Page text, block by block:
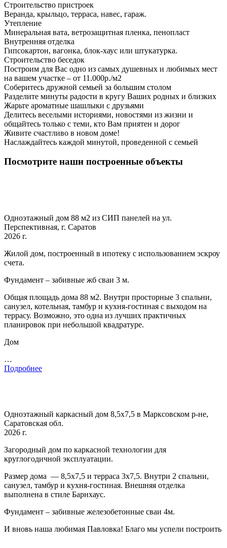
Строительство пристроек
Веранда, крыльцо, терраса, навес, гараж.
Утепление
Минеральная вата, ветрозащитная пленка, пенопласт
Внутренняя отделка
Гипсокартон, вагонка, блок-хаус или штукатурка.
Строительство беседок
Построим для Вас одно из самых душевных и любимых мест
на вашем участке – от 11.000р./м2
Соберитесь дружной семьей за большим столом
Разделите минуты радости в кругу Ваших родных и близких
Жарьте ароматные шашлыки с друзьями
Делитесь веселыми историями, новостями из жизни и
общайтесь только с теми, кто Вам приятен и дорог
Живите счастливо в новом доме!
Наслаждайтесь каждой минутой, проведенной с семьей
Посмотрите наши построенные объекты
Одноэтажный дом 88 м2 из СИП панелей на ул.
Перспективная, г. Саратов
2026 г.
Жилой дом, построенный в ипотеку с использованием эскроу
счета.
Фундамент – забивные жб сваи 3 м.
Общая площадь дома 88 м2. Внутри просторные 3 спальни,
санузел, котельная, тамбур и кухня-гостиная с выходом на
террасу. Возможно, это одна из лучших практичных
планировок при небольшой квадратуре.
Дом
…
Подробнее
Одноэтажный каркасный дом 8,5х7,5 в Марксовском р-не,
Саратовская обл.
2026 г.
Загородный дом по каркасной технологии для
круглогодичной эксплуатации.
Размер дома — 8,5х7,5 и терраса 3х7,5. Внутри 2 спальни,
санузел, тамбур и кухня-гостиная. Внешняя отделка
выполнена в стиле Барнхаус.
Фундамент – забивные железобетонные сваи 4м.
И вновь наша любимая Павловка! Благо мы успели построить
…